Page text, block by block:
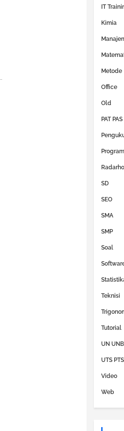
IT
Kimia
Metode
Office
Old
PAT
SD
SEO
SMA
SMP
Soal
Teknisi
Tutorial
UN
UTS PTS
Video
Web